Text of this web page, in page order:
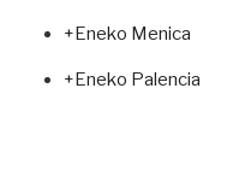
+Eneko Menica
+Eneko Palencia